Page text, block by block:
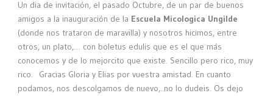
Un dia de invitación, el pasado Octubre, de un par de buenos
amigos a la inauguración de la Escuela Micologica Ungilde
(donde nos trataron de maravilla) y nosotros hicimos, entre
otros, un plato,… con boletus edulis que es el que más
conocemos y de lo mejorcito que existe. Sencillo pero rico, muy
rico. Gracias Gloria y Elias por vuestra amistad. En cuanto
podamos, nos descolgamos de nuevo,..no lo dudeis. Os dejo